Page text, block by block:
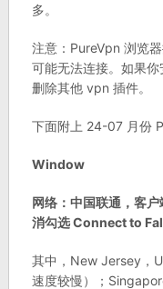
多。
注意：PureVpn 浏览
可能无法连接。如果
删除其他 vpn 插件。
下面附上 24-07 月份
Window
网络：中国联通，客
消勾选 Connect to
其中，New Jersey，
速度较慢）；